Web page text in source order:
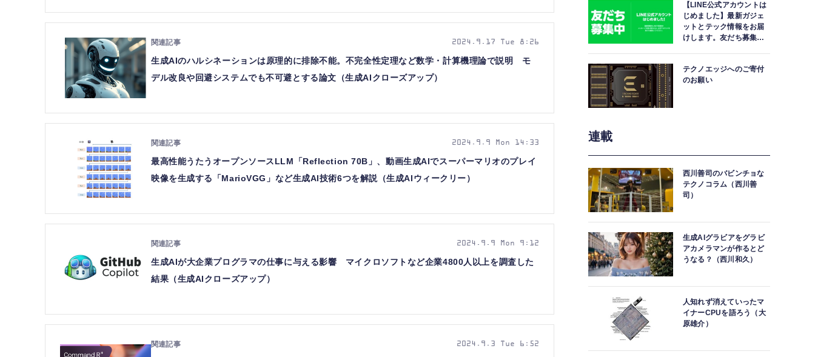
生成AIのハルシネーションは原理的に排除不能。不完全性定理など数学・計算機理論で説明 モ
デル改良や回避システムでも不可避とする論文（生成AIクローズアップ）
2024.9.17 Tue 8:26
最高性能うたうオープンソースLLM「Reflection 70B」、動画生成AIでスーパーマリオのプレイ
映像を生成する「MarioVGG」など生成AI技術6つを解説（生成AIウィークリー）
2024.9.9 Mon 14:33
生成AIが大企業プログラマの仕事に与える影響 マイクロソフトなど企業4800人以上を調査した
結果（生成AIクローズアップ）
2024.9.9 Mon 9:12
2024.9.3 Tue 6:52
【LINE公式アカウントは
じめました】最新ガジェ
ットとテック情報をお届
けします。友だち募集
テクノエッジへのご寄付
のお願い
連載
西川善司のバビンチョな
テクノコラム（西川善
司）
生成AIグラビアをグラビ
アカメラマンが作るとど
うなる？（西川和久）
人知れず消えていったマ
イナーCPUを語ろう（大
原雄介）